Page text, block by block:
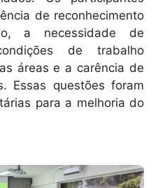
de reconhecimento
a necessidade de
de trabalho
áreas e a carência de
Essas questões foram
para a melhoria do